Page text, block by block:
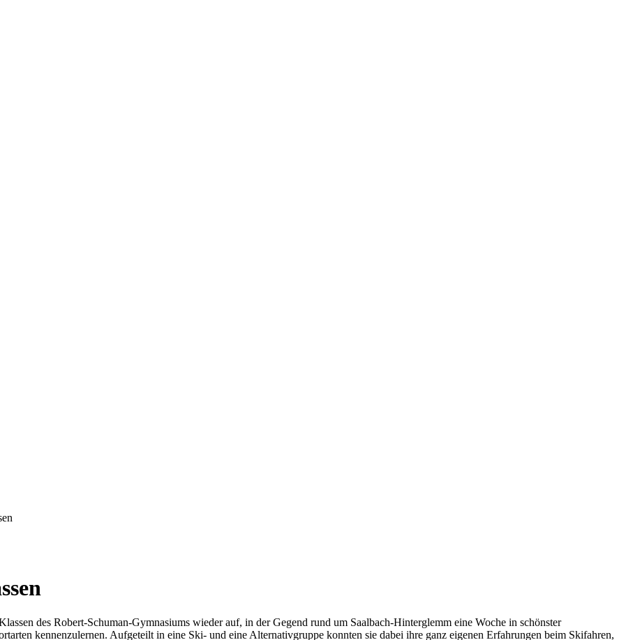
des Robert-Schuman-Gymnasiums wieder auf, in der Gegend rund um Saalbach-Hinterglemm eine Woche in schönster
kennenzulernen. Aufgeteilt in eine Ski- und eine Alternativgruppe konnten sie dabei ihre ganz eigenen Erfahrungen beim Skifahren,